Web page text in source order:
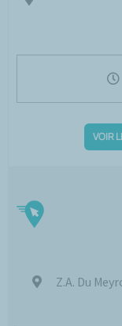
VOIR
Z.A. Du